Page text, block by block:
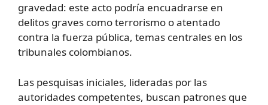
gravedad: este acto podría encuadrarse en
delitos graves como terrorismo o atentado
contra la fuerza pública, temas centrales en los
tribunales colombianos.
Las pesquisas iniciales, lideradas por las
autoridades competentes, buscan patrones que